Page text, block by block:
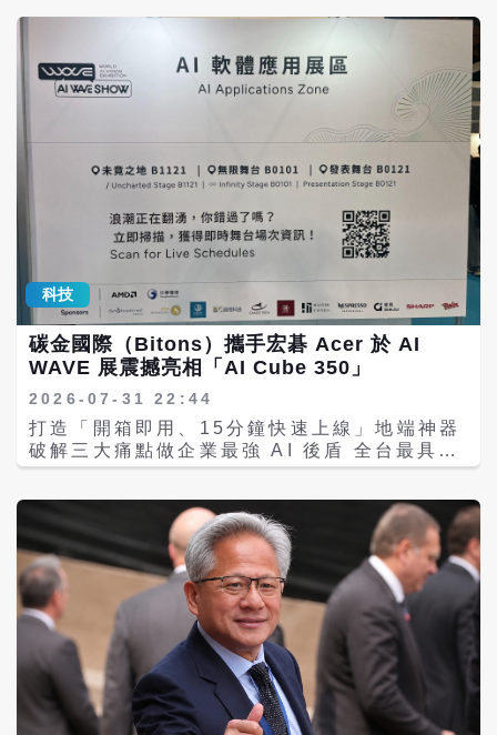
收相關提醒，並逐步延伸至數位管理與防盜鎖
牌經營，長期專注於汽車啟動用磷酸鋰鐵電
池，產品已逐步應用於德系高級車、瑞典貨卡
及美式重機等市場，並與南非簽訂四年合作；
此次推出第五代Ultra「智慧型預警鋰鐵電
正式跨入智慧感測、主動預警與數位電池管理
機App、智慧監測與ESG永續思維，發展智慧
車用能源管理生態鏈。
生成、測試、預覽、紀錄分析及修正，截至7
併請求及151個議題，過程不需人員持續介
入。相關專案紀錄已在GitHub網站公開。 在
專業工作方面，阿里巴巴說，Qwen3.8-Max
可處理應用程式設計、法律文件審查、體育資
料分析、金融研究、餐飲規畫及建築模型等數
百種工作場景。另在晶片設計測試中，模型於
沙箱環境內完成約500輪互動及71次評估，自
主進行程式碼生成、模擬、除錯及設計調整。
大陸媒體將Qwen3.8-Max視為陸方「兩兆參
數俱樂部」的最新成員。「月之暗面」公司近
期推出的Kimi K3總參數為2.8兆，同樣支援
文字、圖像及影片，並可處理100萬Token上
下文。參數較多並不代表模型一定更強，但已
成為觀察模型規模及開發投入的重要指標。 價
格也是市場關注焦點。大陸媒體報導，
Qwen3.8-Max在大陸境內每100萬Token輸
入價格為人民幣12元、輸出36元，海外價格分
別為2美元及6美元。阿里巴巴港股3日收盤上
漲約7%，顯示市場對新模型及後續開放權重計
不需要業界最頂尖的模型，而是需要能力足
夠、價格可負擔、透明且容易取得的產品，開
放權重模型有助滿足這項需求。 外媒The
Verge指出，Qwen3.8-Max延續大陸AI企業
以開放權重爭取市場的路線，與OpenAI、
Anthropic及Google等業者主要採取的閉源
模式形成差異性。
的偏遠地區降低燃料成本，減輕國際油價波動
帶來的衝擊。 據新加坡《亞洲新聞台》
（CNA）報導，今年4月，中國出口至非洲的
太陽能電池及組件年增率超過80%，其中南非
仍是最大進口市場之一。隨著中國經濟重心逐
步由房地產、基礎建設轉向高科技與綠色產
業，中非合作也從過去的大型基建投資，逐漸
延伸至新能源、儲能設備、智慧電網及產業鏈
時報》近期發布的研究也都指出，非洲正迎來
太陽能快速普及的新階段，而中國供應鏈在其
中扮演決定性角色。 南非電力危機催生中國太
陽能熱潮 南非多年來飽受缺電困擾。由於國營
電力公司Eskom供電不穩，全國曾長時間實施
輪流停電，家庭與企業不得不尋找替代能源。
CNA報導指出，約翰尼斯堡商人尼杜（Ketan
能電池安裝於住家，如今已幾乎不再受到停電
影響。 他表示，相較南非本地大型賣場所販售
足一般家庭需求，因此成為許多民眾首選。 近
年來，不只是住宅市場，包括中小企業、農
場、工廠及商業中心，也大量採用中國製太陽
能與儲能系統，以降低對傳統電網依賴。 分析
指出，價格競爭力正是中國產品快速打入非洲
市場的重要原因。在全球太陽能板價格持續下
降背景下，中國企業憑藉完整供應鏈與龐大生
產規模，使產品成本遠低於其他競爭者。 20
個非洲國家創下中國太陽能進口新高 能源研究
機構Ember統計顯示，截至2025年6月的一年
內，共有20個非洲國家創下歷來最高的中國太
科技
碳金國際（Bitons）攜手宏碁 Acer 於 AI
WAVE 展震撼亮相「AI Cube 350」
2026-07-31 22:44
打造「開箱即用、15分鐘快速上線」地端神器
破解三大痛點做企業最強 AI 後盾 全台最具指
標性的 AI 產業盛會「AI WAVE SHOW
引產官學研各界齊聚，探討 AI 技術從雲端走
向落地、實現商業價值的關鍵路徑。在這場被
譽為「AI 變現元年」的年度大展中，創新科技
品牌碳金國際（Bitons）重磅宣佈攜手台灣科
技巨擘宏碁（Acer/2353）跨界合作，雙強聯
手正式發表地端智慧化核心利器——「AI
Cube 350」。該產品直擊企業導入 AI 的核
心痛點，主打「開箱即用、15分鐘快速上線」
的極致體驗，憑藉卓越的邊緣運算（Edge
AI）實力與全方位在地化支援，矢志成為百工